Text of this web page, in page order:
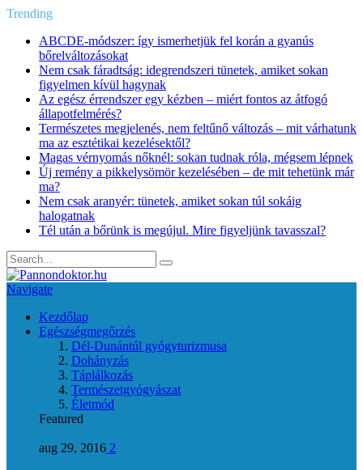
Trending
ABCDE‑módszer: így ismerhetjük fel korán a gyanús
bőrelváltozásokat
Nem csak fáradtság: idegrendszeri tünetek, amiket sokan
figyelmen kívül hagynak
Az egész érrendszer egy kézben – miért fontos az átfogó
állapotfelmérés?
Természetes megjelenés, nem feltűnő változás – mit várhatunk
ma az esztétikai kezelésektől?
Magas vérnyomás nőknél: sokan tudnak róla, mégsem lépnek
Új remény a pikkelysömör kezelésében – de mit tehetünk már
ma?
Nem csak aranyér: tünetek, amiket sokan túl sokáig
halogatnak
Tél után a bőrünk is megújul. Mire figyeljünk tavasszal?
Navigate
Kezdőlap
Egészségmegőrzés
Dél-Dunántúl gyógyturizmusa
Dohányzás
Táplálkozás
Természetgyógyászat
Életmód
Featured
aug 29, 2016 2